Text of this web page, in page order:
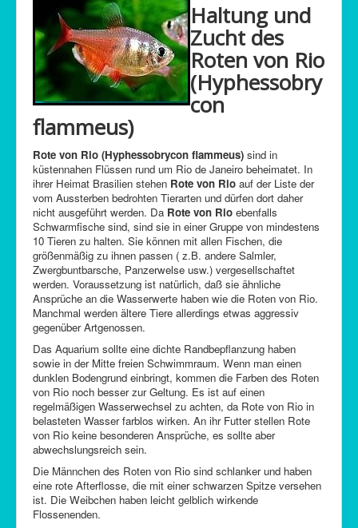
Haltung und
Zucht des
Roten von Rio
(Hyphessobry
con
flammeus)
Rote von Rio (Hyphessobrycon flammeus) sind in
küstennahen Flüssen rund um Rio de Janeiro beheimatet. In
ihrer Heimat Brasilien stehen Rote von Rio auf der Liste der
vom Aussterben bedrohten Tierarten und dürfen dort daher
nicht ausgeführt werden. Da Rote von Rio ebenfalls
Schwarmfische sind, sind sie in einer Gruppe von mindestens
10 Tieren zu halten. Sie können mit allen Fischen, die
größenmäßig zu ihnen passen ( z.B. andere Salmler,
Zwergbuntbarsche, Panzerwelse usw.) vergesellschaftet
werden. Voraussetzung ist natürlich, daß sie ähnliche
Ansprüche an die Wasserwerte haben wie die Roten von Rio.
Manchmal werden ältere Tiere allerdings etwas aggressiv
gegenüber Artgenossen.
Das Aquarium sollte eine dichte Randbepflanzung haben
sowie in der Mitte freien Schwimmraum. Wenn man einen
dunklen Bodengrund einbringt, kommen die Farben des Roten
von Rio noch besser zur Geltung. Es ist auf einen
regelmäßigen Wasserwechsel zu achten, da Rote von Rio in
belasteten Wasser farblos wirken. An ihr Futter stellen Rote
von Rio keine besonderen Ansprüche, es sollte aber
abwechslungsreich sein.
Die Männchen des Roten von Rio sind schlanker und haben
eine rote Afterflosse, die mit einer schwarzen Spitze versehen
ist. Die Weibchen haben leicht gelblich wirkende
Flossenenden.